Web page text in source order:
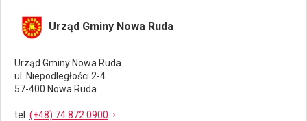
Urząd Gminy Nowa Ruda
Urząd Gminy Nowa Ruda
ul. Niepodległości 2-4
57-400 Nowa Ruda
tel : (+48) 74 872 0900